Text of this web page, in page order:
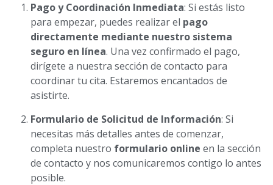
Pago y Coordinación Inmediata: Si estás listo
para empezar, puedes realizar el pago
directamente mediante nuestro sistema
seguro en línea. Una vez confirmado el pago,
dirígete a nuestra sección de contacto para
coordinar tu cita. Estaremos encantados de
asistirte.
Formulario de Solicitud de Información: Si
necesitas más detalles antes de comenzar,
completa nuestro formulario online en la sección
de contacto y nos comunicaremos contigo lo antes
posible.